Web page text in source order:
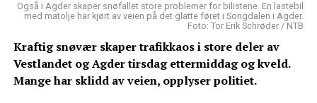
Også i Agder skaper snøfallet store problemer for bilistene. En lastebil
med matolje har kjørt av veien på det glatte føret i Songdalen i Agder.
Foto: Tor Erik Schrøder / NTB
Kraftig snøvær skaper trafikkaos i store deler av
Vestlandet og Agder tirsdag ettermiddag og kveld.
Mange har sklidd av veien, opplyser politiet.